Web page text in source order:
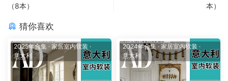
（8本）
本）
猜你喜欢
2025年合集 · 家居室内软装 ·
意大利
2024年合集 · 家居室内软装 ·
意大利